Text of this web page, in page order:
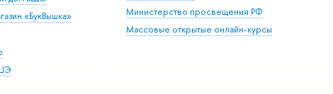
«БукВышка»
Министерство просвещения РФ
Массовые открытые онлайн-курсы